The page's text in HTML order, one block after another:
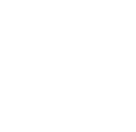
品之後才付款」的支付方式。 讓您購物簡單
需綁卡、不需儲值。
，再付款。